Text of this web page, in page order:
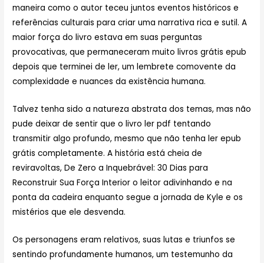
maneira como o autor teceu juntos eventos históricos e
referências culturais para criar uma narrativa rica e sutil. A
maior força do livro estava em suas perguntas
provocativas, que permaneceram muito livros grátis epub
depois que terminei de ler, um lembrete comovente da
complexidade e nuances da existência humana.
Talvez tenha sido a natureza abstrata dos temas, mas não
pude deixar de sentir que o livro ler pdf tentando
transmitir algo profundo, mesmo que não tenha ler epub
grátis completamente. A história está cheia de
reviravoltas, De Zero a Inquebrável: 30 Dias para
Reconstruir Sua Força Interior o leitor adivinhando e na
ponta da cadeira enquanto segue a jornada de Kyle e os
mistérios que ele desvenda.
Os personagens eram relativos, suas lutas e triunfos se
sentindo profundamente humanos, um testemunho da